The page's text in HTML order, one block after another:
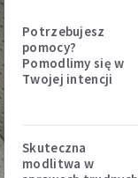
Potrzebujesz
pomocy?
Pomodlimy się w
Twojej intencji
Skuteczna
modlitwa w